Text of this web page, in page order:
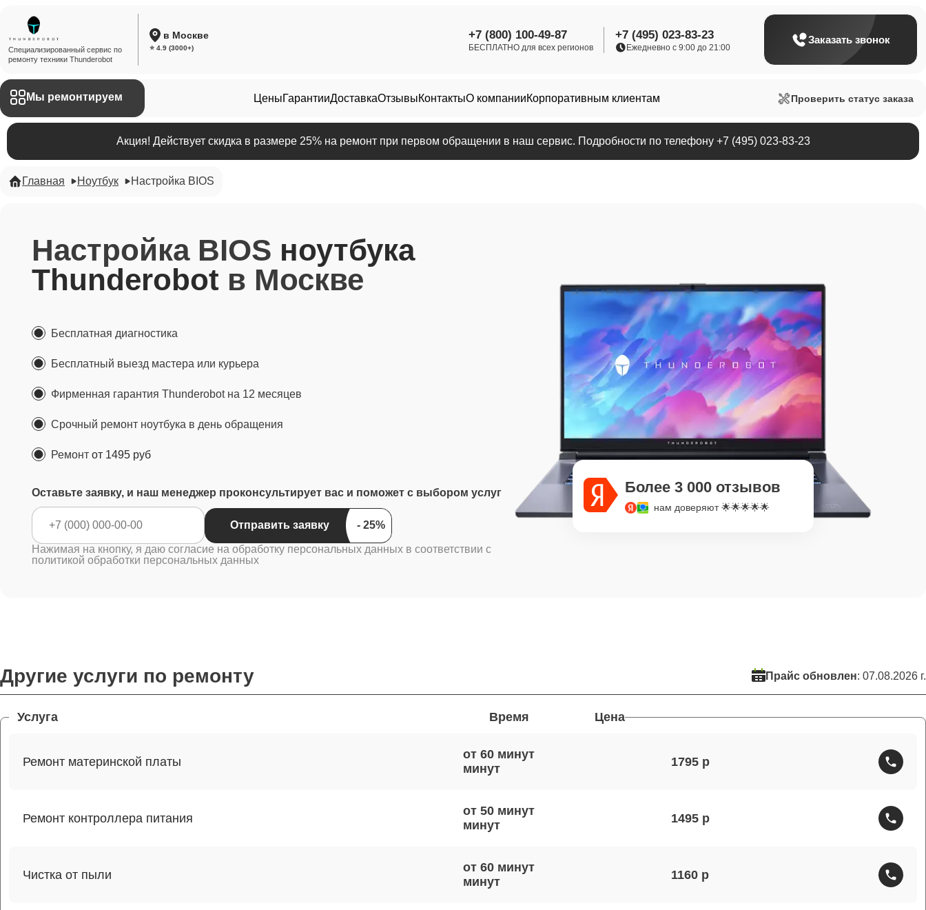
Специализированный сервис по
ремонту техники Thunderobot
в Москве
⭐ 4.9 (3000+)
+7 (800) 100-49-87
БЕСПЛАТНО для всех регионов
+7 (495) 023-83-23
Ежедневно с 9:00 до 21:00
Заказать звонок
Мы ремонтируем ЦеныГарантииДоставкаОтзывыКонтактыО компанииКорпоративным клиентам Проверить статус заказа
Акция! Действует скидка в размере 25% на ремонт при первом обращении в наш сервис. Подробности по телефону +7 (495) 023-83-23
Главная Ноутбук Настройка BIOS
Настройка BIOS ноутбука
Thunderobot в Москве
Бесплатная диагностика
Бесплатный выезд мастера или курьера
Фирменная гарантия Thunderobot на 12 месяцев
Срочный ремонт ноутбука в день обращения
Ремонт от 1495 руб
Оставьте заявку, и наш менеджер проконсультирует вас и поможет с выбором услуг
Отправить заявку
Нажимая на кнопку, я даю согласие на обработку персональных данных в соответствии с
политикой обработки персональных данных
Более 3 000 отзывов
нам доверяют 🌟🌟🌟🌟🌟
Другие услуги по ремонту Прайс обновлен: 07.08.2026 г.
Услуга Время Цена
Ремонт материнской платы
от 60 минут
1795
Ремонт контроллера питания
от 50 минут
1495
Чистка от пыли
от 60 минут
1160